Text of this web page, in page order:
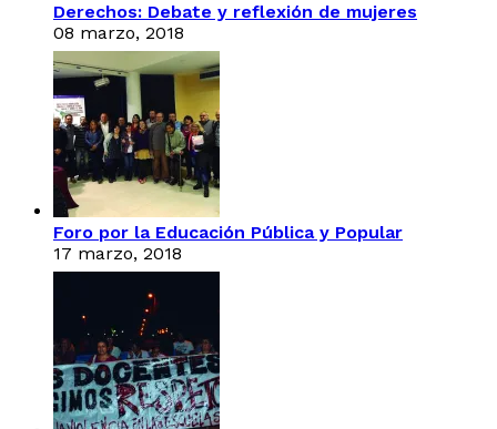
Derechos: Debate y reflexión de mujeres
08 marzo, 2018
Foro por la Educación Pública y Popular
17 marzo, 2018